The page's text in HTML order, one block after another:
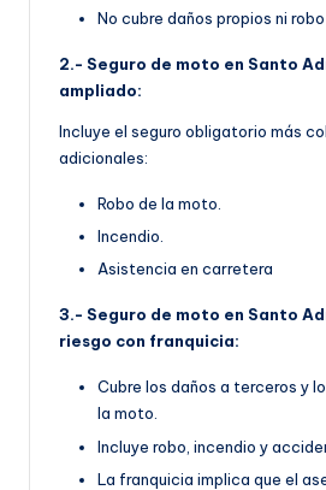
No cubre daños propios ni
2.- Seguro de moto en Santo
ampliado:
Incluye el seguro obligatorio más
adicionales:
Robo de la moto.
Incendio.
Asistencia en carretera
3.- Seguro de moto en Santo
riesgo con franquicia:
Cubre los daños a terceros y
la moto.
Incluye robo, incendio y
La franquicia implica que el